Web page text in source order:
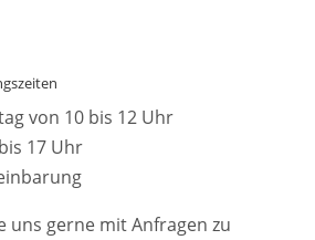
von 10 bis 12 Uhr
17 Uhr
uns gerne mit Anfragen zu